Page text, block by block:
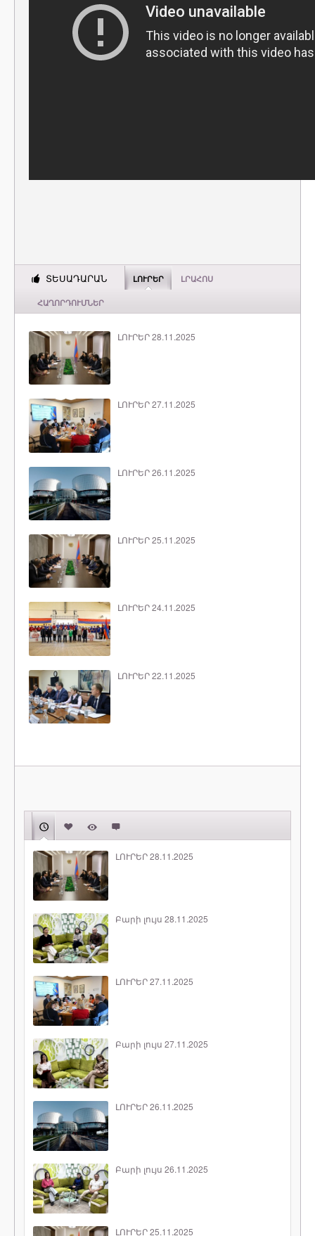
ՏԵՍԱԴԱՐԱՆ ԼՈՒՐԵՐ ԼՐԱՀՈՍ
ՀԱՂՈՐԴՈՒՄՆԵՐ
ԼՈՒՐԵՐ 28.11.2025
ԼՈՒՐԵՐ 27.11.2025
ԼՈՒՐԵՐ 26.11.2025
ԼՈՒՐԵՐ 25.11.2025
ԼՈՒՐԵՐ 24.11.2025
ԼՈՒՐԵՐ 22.11.2025
ԼՈՒՐԵՐ 28.11.2025
Բարի լույս 28.11.2025
ԼՈՒՐԵՐ 27.11.2025
Բարի լույս 27.11.2025
ԼՈՒՐԵՐ 26.11.2025
Բարի լույս 26.11.2025
ԼՈՒՐԵՐ 25.11.2025